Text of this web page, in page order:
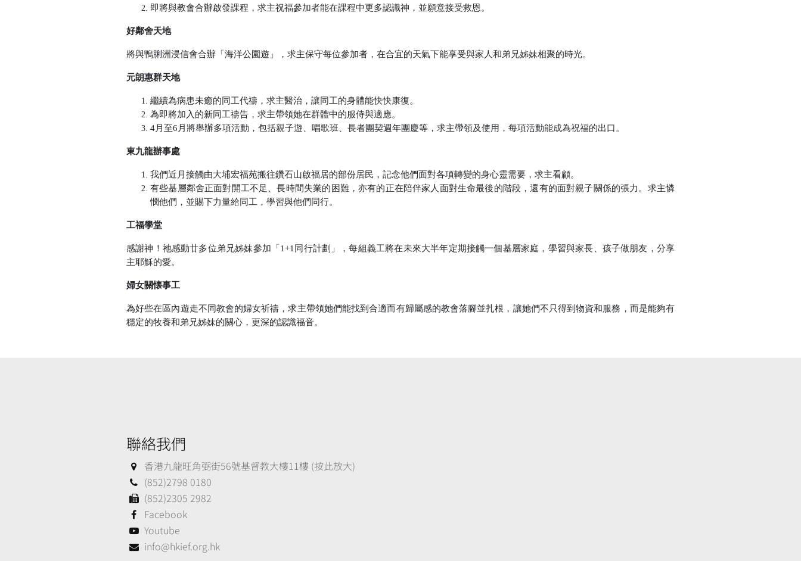
即將與教會合辦啟發課程，求主祝福參加者能在課程中更多認識神，並願意接受救恩。
好鄰舍天地
將與鴨脷洲浸信會合辦「海洋公園遊」，求主保守每位參加者，在合宜的天氣下能享受與家人和弟兄姊妹相聚的時光。
元朗惠群天地
繼續為病患未癒的同工代禱，求主醫治，讓同工的身體能快快康復。
為即將加入的新同工禱告，求主帶領她在群體中的服侍與適應。
4月至6 月將舉辦多項活動，包括親子遊、唱歌班、長者團契週年團慶等，求主帶領及使用，每項活動能成為祝福的出口。
東九龍辦事處
我們近月接觸由大埔宏福苑搬往鑽石山啟福居的部份居民，記念他們面對各項轉變的身心靈需要，求主看顧。
有些基層鄰舍正面對開工不足、長時間失業的困難，亦有的正在陪伴家人面對生命最後的階段，還有的面對親子關係的張力。求主憐
憫他們，並賜下力量給同工，學習與他們同行。
工福學堂
感謝神！祂感動廿多位弟兄姊妹參加「1+1 同行計劃」，每組義工將在未來大半年定期接觸一個基層家庭，學習與家長、孩子做朋友，分享
主耶穌的愛。
婦女關懐事工
為好些在區內遊走不同教會的婦女祈禱，求主帶領她們能找到合適而有歸屬感的教會落腳並扎根，讓她們不只得到物資和服務，而是能夠有
穩定的牧養和弟兄姊妹的關心，更深的認識福音。
聯絡我們
香港九龍旺角弼街56號基督教大樓11樓 (按此放大)
(852)2798 0180
(852)2305 2982
Facebook
Youtube
info@hkief.org.hk